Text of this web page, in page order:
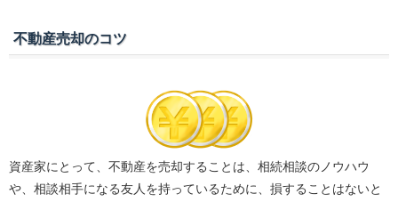
不動産売却のコツ
資産家にとって、不動産を売却することは、相続相談のノウハウ
や、相談相手になる友人を持っているために、損することはないと